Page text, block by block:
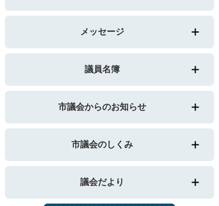
メッセージ
議員名簿
市議会からのお知らせ
市議会のしくみ
議会だより